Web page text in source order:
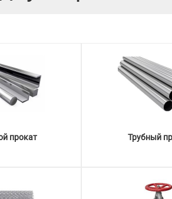
прокат Трубный